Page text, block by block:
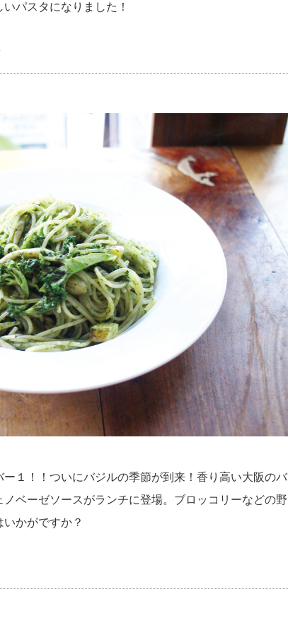
パスタになりました！
１！！ついにバジルの季節が到来！香り高い大阪のバ
ベーゼソースがランチに登場。ブロッコリーなどの野
かがですか？